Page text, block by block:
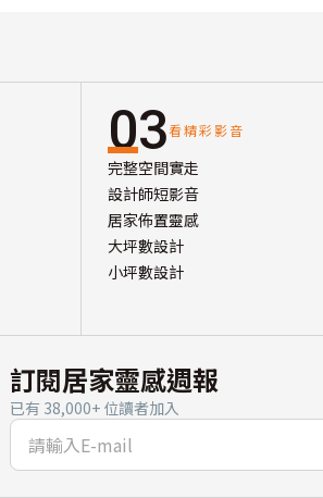
03看精彩影音
完整空間實走
設計師短影音
居家佈置靈感
大坪數設計
小坪數設計
訂閱居家靈感週報
已有 38,000+ 位讀者加入